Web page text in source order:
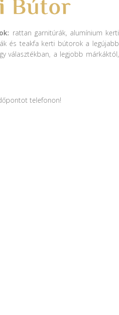
rattan garnitúrák, alumínium kerti
és teakfa kerti bútorok a legújabb
választékban, a legjobb márkáktól,
telefonon!